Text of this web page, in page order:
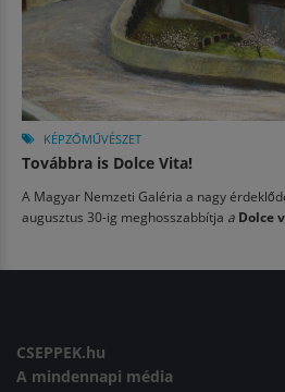
KÉPZŐMŰVÉSZET
Továbbra is Dolce Vita!
A Magyar Nemzeti Galéria a nagy
augusztus 30-ig meghosszabbítja a Dolce
CSEPPEK.hu
A mindennapi média